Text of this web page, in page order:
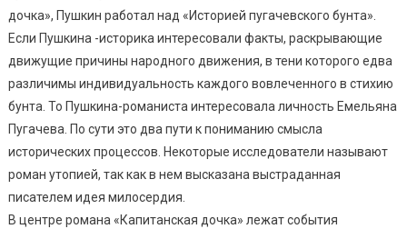
дочка», Пушкин работал над «Историей пугачевского бунта».
Если Пушкина -историка интересовали факты, раскрывающие
движущие причины народного движения, в тени которого едва
различимы индивидуальность каждого вовлеченного в стихию
бунта. То Пушкина-романиста интересовала личность Емельяна
Пугачева. По сути это два пути к пониманию смысла
исторических процессов. Некоторые исследователи называют
роман утопией, так как в нем высказана выстраданная
писателем идея милосердия.
В центре романа «Капитанская дочка» лежат события